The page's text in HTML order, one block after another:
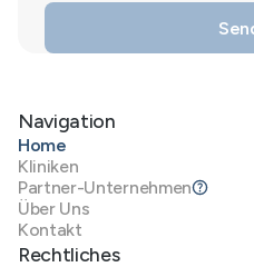
Navigation
Home
Kliniken
Partner-Unternehmen
Über Uns
Kontakt
Rechtliches